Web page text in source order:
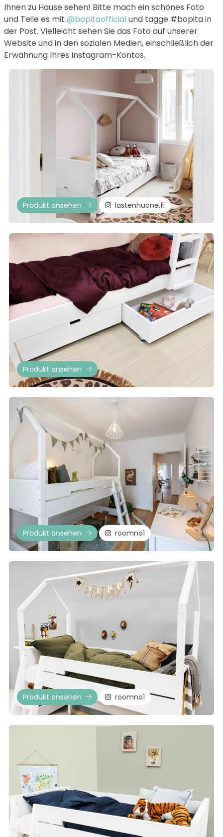
Ihnen zu Hause sehen! Bitte mach ein schönes Foto
und Teile es mit @bopitaofficial und tagge #bopita in
der Post. Vielleicht sehen Sie das Foto auf unserer
Website und in den sozialen Medien, einschließlich der
Erwähnung Ihres Instagram-Kontos.
Produkt ansehen lastenhuone.fi
Produkt ansehen
Produkt ansehen roomno1
Produkt ansehen roomno1